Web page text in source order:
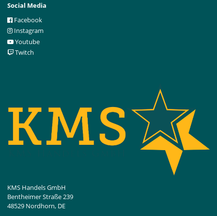
Social Media
Facebook
Instagram
Youtube
Twitch
KMS Handels GmbH
Bentheimer Straße 239
48529 Nordhorn, DE